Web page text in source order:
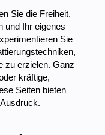
Sie die Freiheit,
und Ihr eigenes
Sie
zu erzielen. Ganz
kräftige,
Seiten bieten